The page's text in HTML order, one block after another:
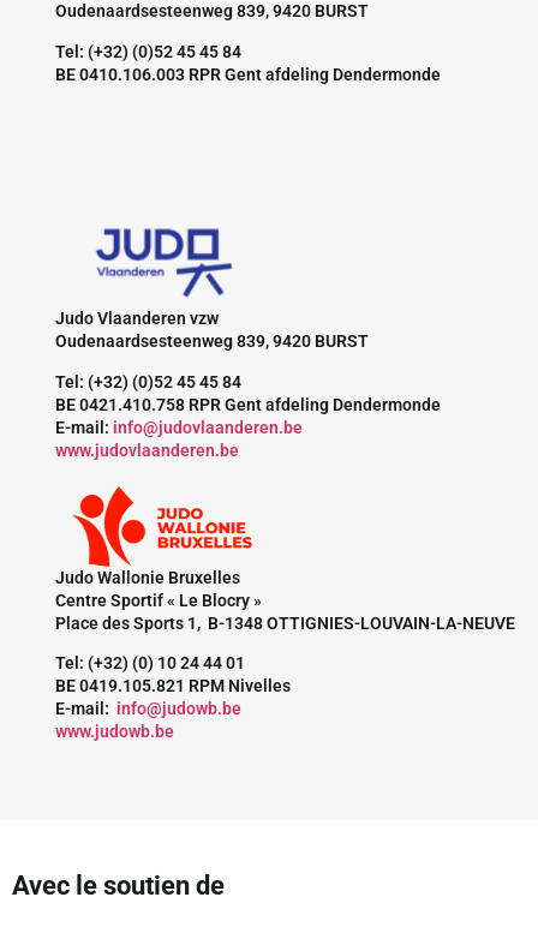
Oudenaardsesteenweg 839, 9420 BURST
Tel: (+32) (0)52 45 45 84
BE 0410.106.003 RPR Gent afdeling Dendermonde
Judo Vlaanderen vzw
Oudenaardsesteenweg 839, 9420 BURST
Tel: (+32) (0)52 45 45 84
BE 0421.410.758 RPR Gent afdeling Dendermonde
E-mail: info@judovlaanderen.be
www.judovlaanderen.be
Judo Wallonie Bruxelles
Centre Sportif « Le Blocry »
Place des Sports 1, B-1348 OTTIGNIES-LOUVAIN-LA-NEUVE
Tel: (+32) (0) 10 24 44 01
BE 0419.105.821 RPM Nivelles
E-mail: info@judowb.be
www.judowb.be
Avec le soutien de